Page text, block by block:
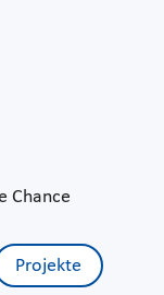
Chance
Projekte